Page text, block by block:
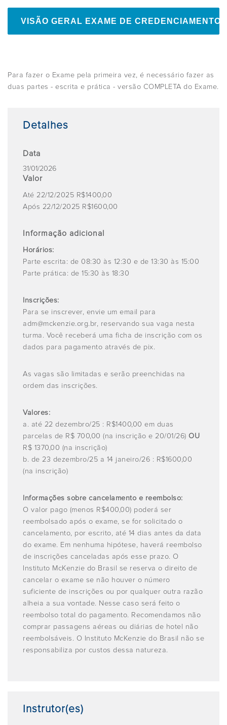
VISÃO GERAL EXAME DE CREDENCIAMENTO
Para fazer o Exame pela primeira vez, é necessário fazer as
duas partes - escrita e prática - versão COMPLETA do Exame.
Detalhes
Data
31/01/2026
Valor
Até 22/12/2025 R$1400,00
Após 22/12/2025 R$1600,00
Informação adicional
Horários:
Parte escrita: de 08:30 às 12:30 e de 13:30 às 15:00
Parte prática: de 15:30 às 18:30
Inscrições:
Para se inscrever, envie um email para
adm@mckenzie.org.br, reservando sua vaga nesta
turma. Você receberá uma ficha de inscrição com os
dados para pagamento através de pix.
As vagas são limitadas e serão preenchidas na
ordem das inscrições.
Valores:
a. até 22 dezembro/25 : R$1400,00 em duas
parcelas de R$ 700,00 (na inscrição e 20/01/26) OU
R$ 1370,00 (na inscrição)
b. de 23 dezembro/25 a 14 janeiro/26 : R$1600,00
(na inscrição)
Informações sobre cancelamento e reembolso:
O valor pago (menos R$400,00) poderá ser
reembolsado após o exame, se for solicitado o
cancelamento, por escrito, até 14 dias antes da data
do exame. Em nenhuma hipótese, haverá reembolso
de inscrições canceladas após esse prazo. O
Instituto McKenzie do Brasil se reserva o direito de
cancelar o exame se não houver o número
suficiente de inscrições ou por qualquer outra razão
alheia a sua vontade. Nesse caso será feito o
reembolso total do pagamento. Recomendamos não
comprar passagens aéreas ou diárias de hotel não
reembolsáveis. O Instituto McKenzie do Brasil não se
responsabiliza por custos dessa natureza.
Instrutor(es)